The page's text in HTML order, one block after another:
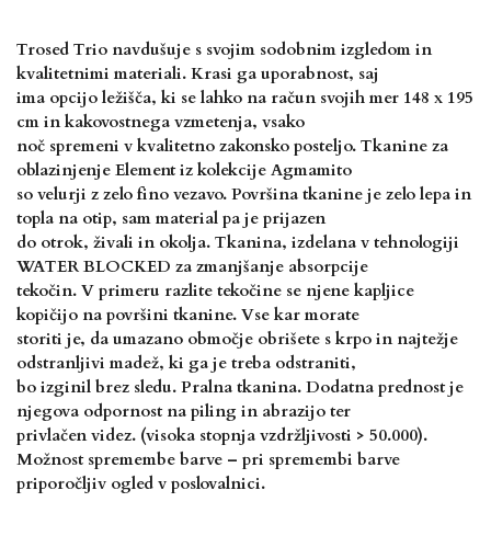
Trosed Trio navdušuje s svojim sodobnim izgledom in
kvalitetnimi materiali. Krasi ga uporabnost, saj
ima opcijo ležišča, ki se lahko na račun svojih mer 148 x 195
cm in kakovostnega vzmetenja, vsako
noč spremeni v kvalitetno zakonsko posteljo. Tkanine za
oblazinjenje Element iz kolekcije Agmamito
so velurji z zelo fino vezavo. Površina tkanine je zelo lepa in
topla na otip, sam material pa je prijazen
do otrok, živali in okolja. Tkanina, izdelana v tehnologiji
WATER BLOCKED za zmanjšanje absorpcije
tekočin. V primeru razlite tekočine se njene kapljice
kopičijo na površini tkanine. Vse kar morate
storiti je, da umazano območje obrišete s krpo in najtežje
odstranljivi madež, ki ga je treba odstraniti,
bo izginil brez sledu. Pralna tkanina. Dodatna prednost je
njegova odpornost na piling in abrazijo ter
privlačen videz. (visoka stopnja vzdržljivosti > 50.000).
Možnost spremembe barve – pri spremembi barve
priporočljiv ogled v poslovalnici.